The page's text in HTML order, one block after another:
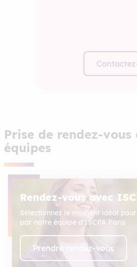
Prise de rendez-vous
équipes
Rendez-vous avec
Sélectionnez le moment idéal
par notre équipe d’ISCPA Paris
Prendre rendez-vous